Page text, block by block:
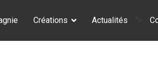
Créations Actualités